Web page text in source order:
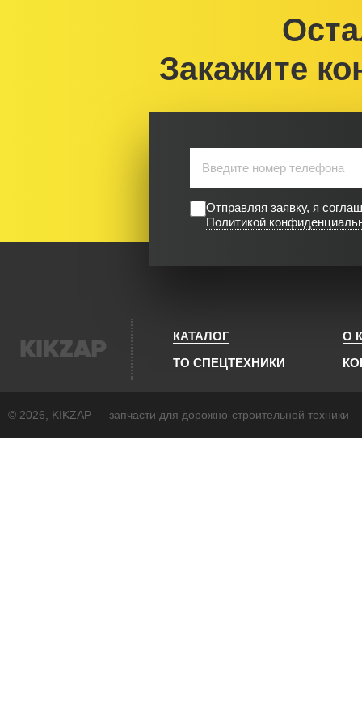
Закажите
Отправляя заявку, я
Политикой
KIKZAP КАТАЛОГ
О
ТО СПЕЦТЕХНИКИ
© 2026, KIKZAP — запчасти для дорожно-строительной техники